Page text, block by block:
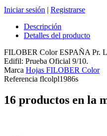
Iniciar sesión | Registrarse
Descripción
Detalles del producto
FILOBER Color ESPAÑA Pr.
Edifil: Prueba Oficial 9/10.
Marca Hojas FILOBER Color
Referencia flcolpl1986s
16 productos en la